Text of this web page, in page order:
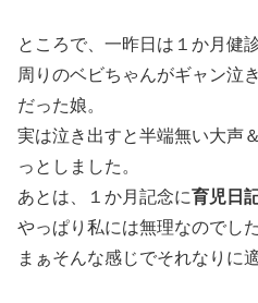
ところで、一昨日は１か月健
周りのベビちゃんがギャン泣
だった娘。
実は泣き出すと半端無い大声
っとしました。
あとは、１か月記念に育児日
やっぱり私には無理なのでした
まぁそんな感じでそれなりに